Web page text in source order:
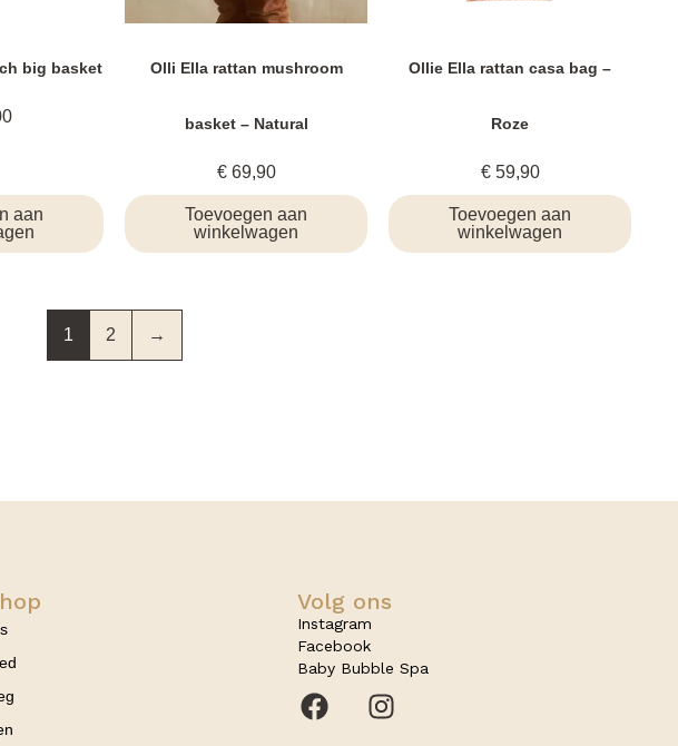
big basket
aan
Olli Ella rattan mushroom
basket – Natural
€69,90
Toevoegen aan
winkelwagen
Ollie Ella rattan casa bag –
Roze
€59,90
Toevoegen aan
winkelwagen
1 2 →
Volg ons
Instagram
Facebook
Baby Bubble Spa